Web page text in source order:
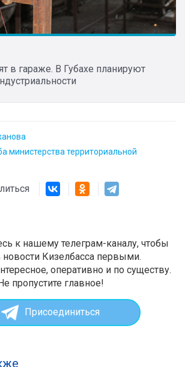
в гараже. В Губахе планируют
министерства территориальной
к нашему телеграм-каналу, чтобы
новости Кизелбасса первыми.
оперативно и по существу.
пропустите главное!
Присоединиться